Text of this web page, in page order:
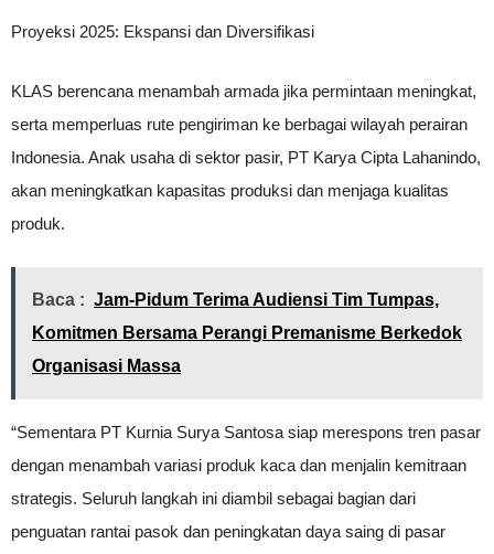
Proyeksi 2025: Ekspansi dan Diversifikasi
KLAS berencana menambah armada jika permintaan meningkat,
serta memperluas rute pengiriman ke berbagai wilayah perairan
Indonesia. Anak usaha di sektor pasir, PT Karya Cipta Lahanindo,
akan meningkatkan kapasitas produksi dan menjaga kualitas
produk.
Baca : Jam-Pidum Terima Audiensi Tim Tumpas,
Komitmen Bersama Perangi Premanisme Berkedok
Organisasi Massa
“Sementara PT Kurnia Surya Santosa siap merespons tren pasar
dengan menambah variasi produk kaca dan menjalin kemitraan
strategis. Seluruh langkah ini diambil sebagai bagian dari
penguatan rantai pasok dan peningkatan daya saing di pasar